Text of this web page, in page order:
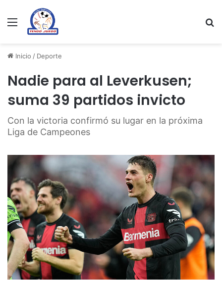
Menu
Inicio / Deporte
Nadie para al Leverkusen;
suma 39 partidos invicto
Con la victoria confirmó su lugar en la próxima
Liga de Campeones